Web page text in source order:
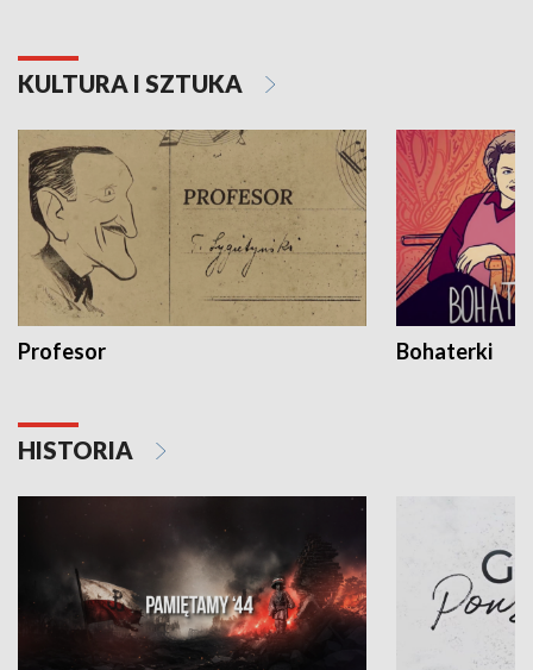
KULTURA I SZTUKA
Profesor Bohaterki
HISTORIA